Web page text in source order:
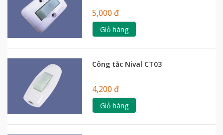
5,000 đ
Giỏ hàng
Công tắc Nival CT03
4,200 đ
Giỏ hàng